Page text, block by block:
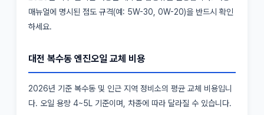
매뉴얼에 명시된 점도 규격(예: 5W-30, 0W-20)을 반드시 확인
하세요.
대전 복수동 엔진오일 교체 비용
2026년 기준 복수동 및 인근 지역 정비소의 평균 교체 비용입니
다. 오일 용량 4~5L 기준이며, 차종에 따라 달라질 수 있습니다.